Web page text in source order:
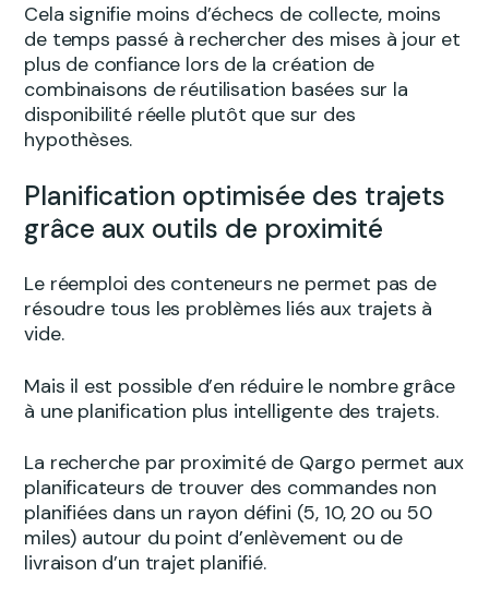
Cela signifie moins d’échecs de collecte, moins
de temps passé à rechercher des mises à jour et
plus de confiance lors de la création de
combinaisons de réutilisation basées sur la
disponibilité réelle plutôt que sur des
hypothèses.
Planification optimisée des trajets
grâce aux outils de proximité
Le réemploi des conteneurs ne permet pas de
résoudre tous les problèmes liés aux trajets à
vide.
Mais il est possible d’en réduire le nombre grâce
à une planification plus intelligente des trajets.
La recherche par proximité de Qargo permet aux
planificateurs de trouver des commandes non
planifiées dans un rayon défini (5, 10, 20 ou 50
miles) autour du point d’enlèvement ou de
livraison d’un trajet planifié.